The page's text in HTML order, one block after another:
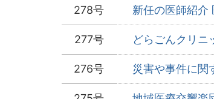
278号 新任の医師紹介
277号 どらごんクリニ
276号 災害や事件に関